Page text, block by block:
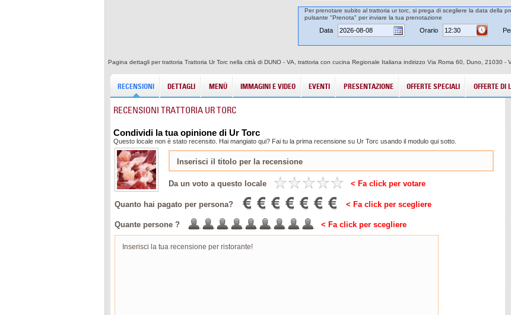
Per prenotare subito al trattoria ur torc, si prega di scegliere la data della
pulsante "Prenota" per inviare la tua prenotazione
Data Orario
Pagina dettagli per trattoria Trattoria Ur Torc nella città di DUNO - VA, trattoria con cucina Regionale Italiana indirizzo Via Roma 60, Duno, 21030 -
RECENSIONI DETTAGLI MENÙ IMMAGINI E VIDEO EVENTI PRESENTAZIONE OFFERTE SPECIALI OFFERTE DI
RECENSIONI TRATTORIA UR TORC
Condividi la tua opinione di Ur Torc
Questo locale non è stato recensito. Hai mangiato qui? Fai tu la prima recensione su Ur Torc usando il modulo qui sotto.
Da un voto a questo locale < Fa click per votare
Quanto hai pagato per persona? < Fa click per scegliere
Quante persone ? < Fa click per scegliere